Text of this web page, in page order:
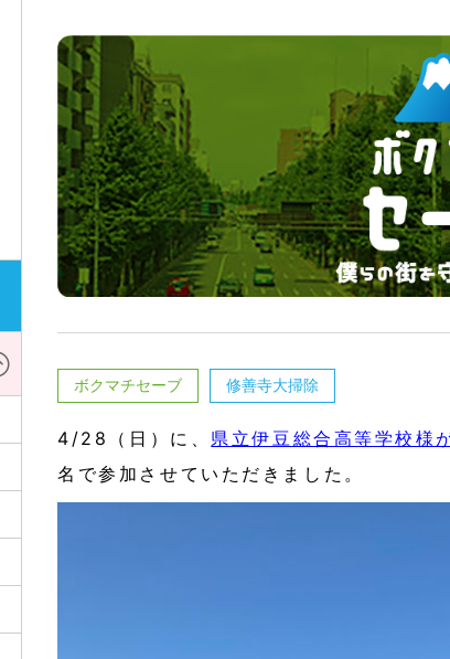
ボクマチセーブ 修善寺大掃除
4/28（日）に、 県立伊豆総合高等学校様
名で参加させていただきました。